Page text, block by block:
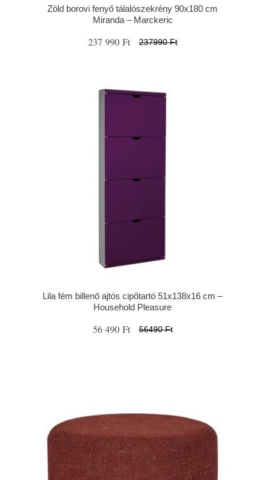
Zöld borovi fenyő tálalószekrény 90x180 cm
Miranda – Marckeric
237 990 Ft 237990 Ft
Lila fém billenő ajtós cipőtartó 51x138x16 cm –
Household Pleasure
56 490 Ft 56490 Ft